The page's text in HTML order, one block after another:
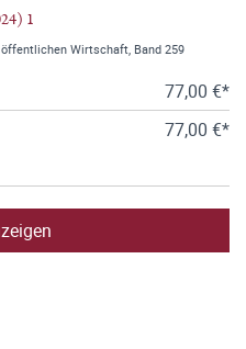
1
Wirtschaft, Band 259
77,00 €*
77,00 €*